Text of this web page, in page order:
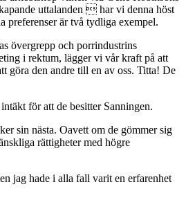
uttalanden  har vi denna höst
preferenser är två tydliga exempel.
övergrepp och porrindustrins
i rektum, lägger vi vår kraft på att
göra den andre till en av oss. Titta! De
för att de besitter Sanningen.
sin nästa. Oavett om de gömmer sig
rättigheter med högre
jag hade i alla fall varit en erfarenhet